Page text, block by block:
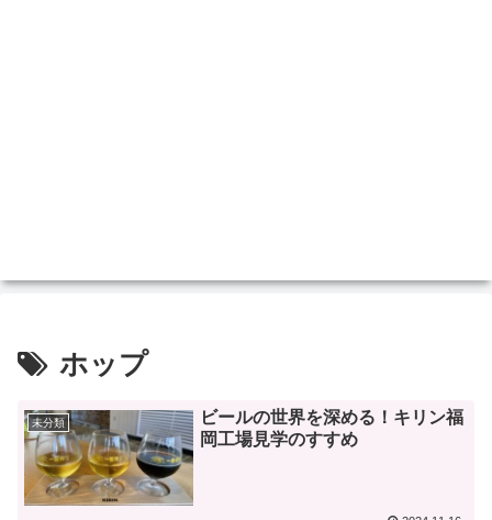
ホップ
未分類
ビールの世界を深める！キリン福
岡工場見学のすすめ